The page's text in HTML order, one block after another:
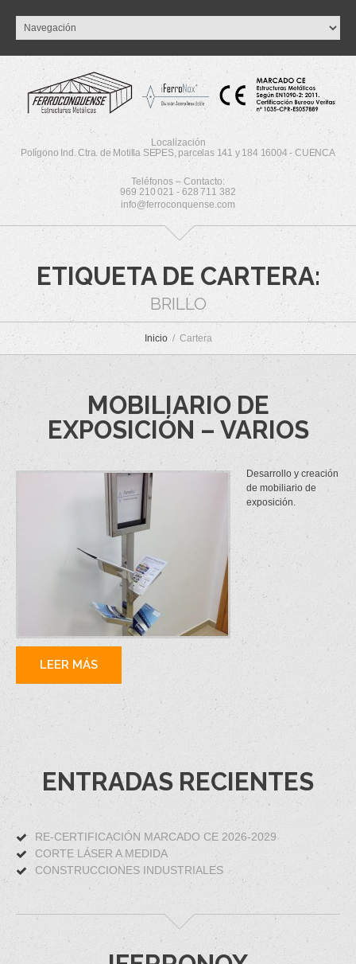
Localización
Polígono Ind. Ctra. de Motilla SEPES, parcelas 141 y 184 16004 - CUENCA
Teléfonos – Contacto:
969 210 021 - 628 711 382
info@ferroconquense.com
ETIQUETA DE CARTERA:
BRILLO
Inicio Cartera
MOBILIARIO DE
EXPOSICIÓN – VARIOS
Desarrollo y creación
de mobiliario de
exposición.
LEER MÁS
ENTRADAS RECIENTES
RE-CERTIFICACIÓN MARCADO CE 2026-2029
CORTE LÁSER A MEDIDA
CONSTRUCCIONES INDUSTRIALES